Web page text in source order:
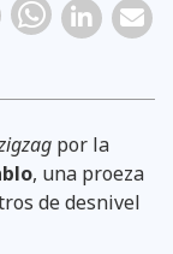
por la
, una proeza
de desnivel